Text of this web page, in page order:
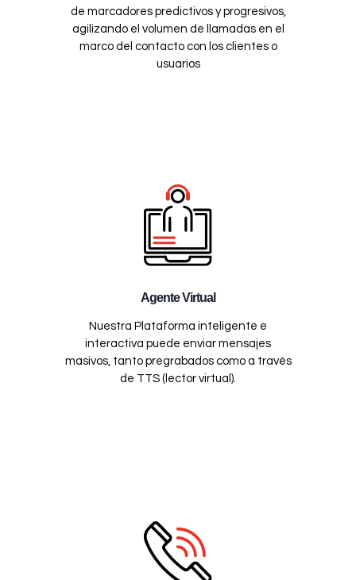
de marcadores predictivos y progresivos,
agilizando el volumen de llamadas en el
marco del contacto con los clientes o
usuarios
Agente Virtual
Nuestra Plataforma inteligente e
interactiva puede enviar mensajes
masivos, tanto pregrabados como a través
de TTS (lector virtual).